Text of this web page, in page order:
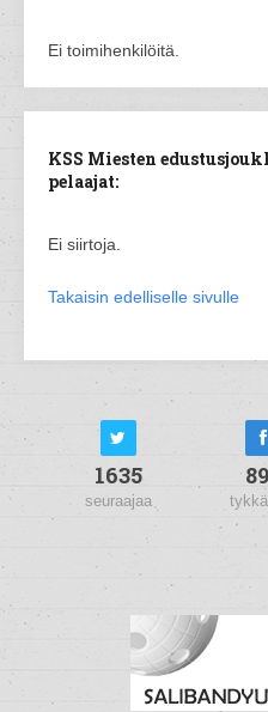
Ei toimihenkilöitä.
KSS Miesten
pelaajat:
Ei siirtoja.
Takaisin edelliselle sivulle
1635
seuraajaa